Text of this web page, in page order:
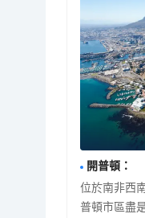
開普頓 ：
位於南非西
普頓市區盡